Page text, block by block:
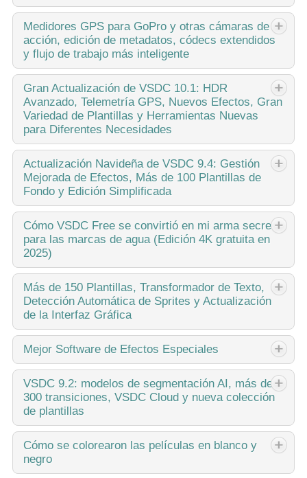
Publicado por Amy Shao el 11 de marzo de 2026 ¿Cuál es
el mejor regalo para una persona creativa? Nuevas
posibilidades, por supuesto. Con la actualización 11.1, el
equipo de VSDC presenta...
Medidores GPS para GoPro y otras cámaras de
acción, edición de metadatos, códecs extendidos
y flujo de trabajo más inteligente
publicado por Amy Shao 19/11/25 Conoce la tan esperada
actualización VSDC 10.2: una nueva versión repleta de
increíbles funciones y mejoras significativas diseñadas para
empoderar a todos ustedes,...
Gran Actualización de VSDC 10.1: HDR
Avanzado, Telemetría GPS, Nuevos Efectos, Gran
Variedad de Plantillas y Herramientas Nuevas
para Diferentes Necesidades
published Amy Shao 6/10/25 ¡La espera por algo nuevo e
inusual finalmente ha terminado! ¡La actualización está
aquí y no es solo otra versión: es ¡VSDC 10.1!Actualización
de VSDC 10.1: HDR avanzado,...
Actualización Navideña de VSDC 9.4: Gestión
Mejorada de Efectos, Más de 100 Plantillas de
Fondo y Edición Simplificada
Esta temporada navideña marca nuevos comienzos con la
última actualización de VSDC Video Editor. ¡Hemos
escuchado tus comentarios y decidido enfocarnos en
mejorar las herramientas que más te gustan,...
Cómo VSDC Free se convirtió en mi arma secreta
para las marcas de agua (Edición 4K gratuita en
2025)
Hola, soy Mattea Wharton, videógrafa de viajes de Seattle.
Durante tres años luché con editores de video que
colocaban feas marcas de agua en mis videos hasta que
encontré VSDC. Este editor gratuito...
Más de 150 Plantillas, Transformador de Texto,
Detección Automática de Sprites y Actualización
de la Interfaz Gráfica
El cambio se trata de mejorar, y este proceso no sería
posible sin vuestra aportación. Después de revisar
cuidadosamente vuestros comentarios, hemos abordado
varios problemas clave e introducido actualizaciones...
Mejor Software de Efectos Especiales
Introducción En 2024, la gama de opciones para crear
efectos visuales es increíblemente diversa y se vuelve cada
vez más desafiante identificar las mejores opciones. Aquí
puedes encontrar una guía...
VSDC 9.2: modelos de segmentación AI, más de
300 transiciones, VSDC Cloud y nueva colección
de plantillas
VSDC 9.2 ya está aquí y ofrece funciones revolucionarias
como la nueva herramienta de segmentación basada en IA
que permite eliminar objetos con precisión, corrección de
Cómo se colorearon las películas en blanco y
negro